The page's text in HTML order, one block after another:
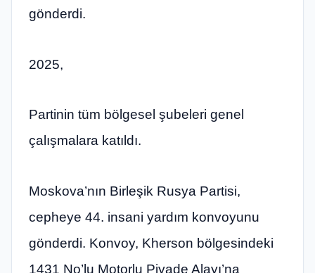
gönderdi.
2025,
Partinin tüm bölgesel şubeleri genel
çalışmalara katıldı.
Moskova’nın Birleşik Rusya Partisi,
cepheye 44. insani yardım konvoyunu
gönderdi. Konvoy, Kherson bölgesindeki
1431 No’lu Motorlu Piyade Alayı’na